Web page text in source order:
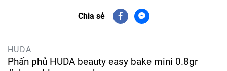
Chia sẻ
HUDA
Phấn phủ HUDA beauty easy bake mini 0.8gr